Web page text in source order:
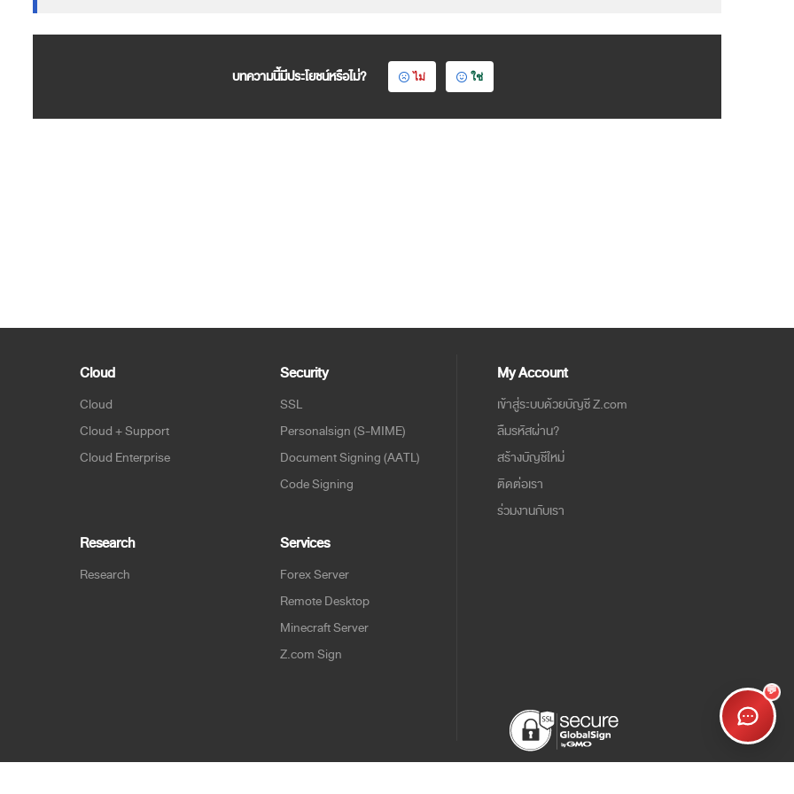
บทความนี้มีประโยชน์หรือไม่? ไม่ ใช่
Cloud
Cloud
Cloud + Support
Cloud Enterprise
Security
SSL
Personalsign (S-MIME)
Document Signing (AATL)
Code Signing
Research
Research
Services
Forex Server
Remote Desktop
Minecraft Server
Z.com Sign
My Account
เข้าสู่ระบบด้วยบัญชี Z.com
ลืมรหัสผ่าน?
สร้างบัญชีใหม่
ติดต่อเรา
ร่วมงานกับเรา
💬